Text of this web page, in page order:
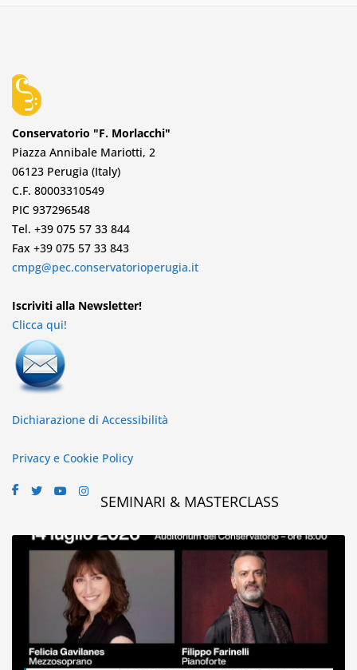
Conservatorio "F. Morlacchi"
Piazza Annibale Mariotti, 2
06123 Perugia (Italy)
C.F. 80003310549
PIC 937296548
Tel. +39 075 57 33 844
Fax +39 075 57 33 843
cmpg@pec.conservatorioperugia.it
Iscriviti alla Newsletter!
Clicca qui!
Dichiarazione di Accessibilità
Privacy e Cookie Policy
SEMINARI & MASTERCLASS